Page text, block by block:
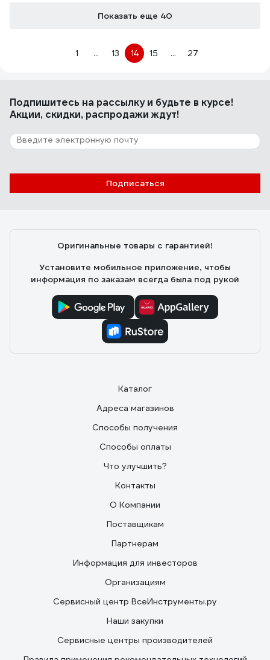
Показать еще 40
1 ... 13 14 15 ... 27
Подпишитесь на рассылкуи будьте в курсе!
Акции, скидки, распродажи ждут!
Подписаться
Оригинальные товары с гарантией!
Установите мобильное приложение, чтобы
информация по заказам всегда была под рукой
Каталог
Адреса магазинов
Способы получения
Способы оплаты
Что улучшить?
Контакты
О Компании
Поставщикам
Партнерам
Информация для инвесторов
Организациям
Сервисный центр ВсеИнструменты.ру
Наши закупки
Сервисные центры производителей